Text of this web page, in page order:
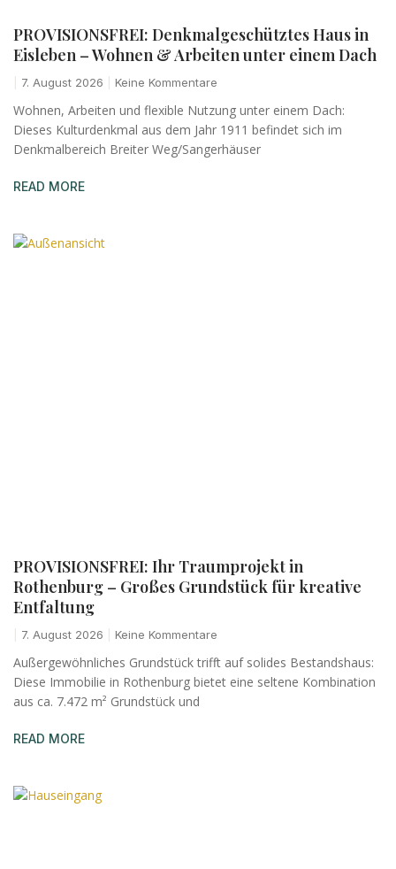
PROVISIONSFREI: Denkmalgeschütztes Haus in
Eisleben – Wohnen & Arbeiten unter einem Dach
7. August 2026 Keine Kommentare
Wohnen, Arbeiten und flexible Nutzung unter einem Dach:
Dieses Kulturdenkmal aus dem Jahr 1911 befindet sich im
Denkmalbereich Breiter Weg/Sangerhäuser
READ MORE
PROVISIONSFREI: Ihr Traumprojekt in
Rothenburg – Großes Grundstück für kreative
Entfaltung
7. August 2026 Keine Kommentare
Außergewöhnliches Grundstück trifft auf solides Bestandshaus:
Diese Immobilie in Rothenburg bietet eine seltene Kombination
aus ca. 7.472 m² Grundstück und
READ MORE